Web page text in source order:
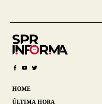
HOME
ÚLTIMA HORA